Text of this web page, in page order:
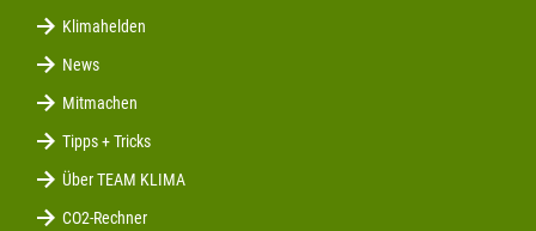
Klimahelden
News
Mitmachen
Tipps + Tricks
Über TEAM KLIMA
CO2-Rechner